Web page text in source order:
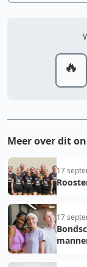
🔥
Meer over dit
17
17